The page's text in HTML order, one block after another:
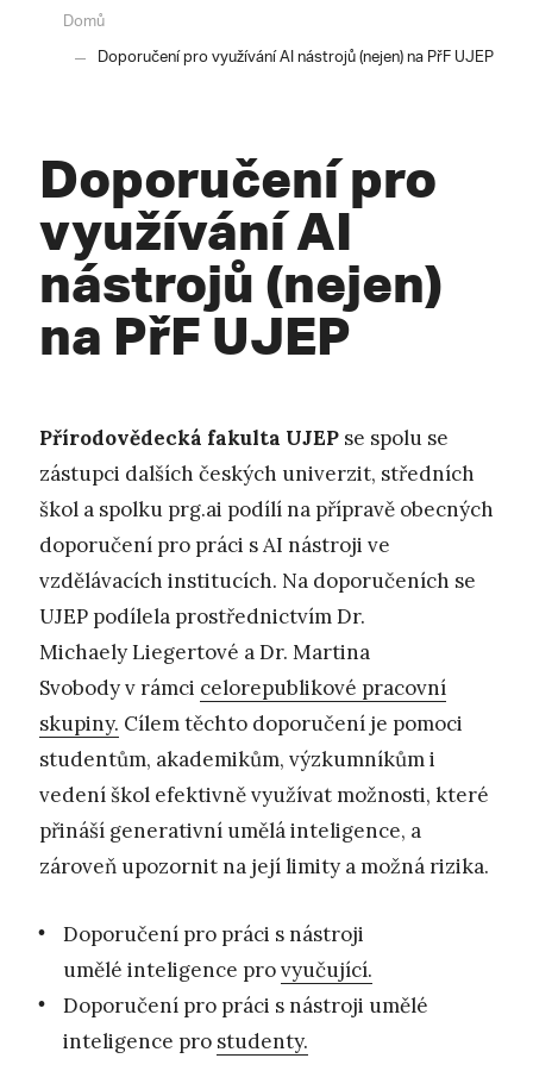
Domů
Doporučení pro využívání AI nástrojů (nejen) na PřF UJEP
Doporučení pro
využívání AI
nástrojů (nejen)
na PřF UJEP
Přírodovědecká fakulta UJEP se spolu se
zástupci dalších českých univerzit, středních
škol a spolku prg.ai podílí na přípravě obecných
doporučení pro práci s AI nástroji ve
vzdělávacích institucích. Na doporučeních se
UJEP podílela prostřednictvím Dr.
Michaely Liegertové a Dr. Martina
Svobody v rámci celorepublikové pracovní
skupiny. Cílem těchto doporučení je pomoci
studentům, akademikům, výzkumníkům i
vedení škol efektivně využívat možnosti, které
přináší generativní umělá inteligence, a
zároveň upozornit na její limity a možná rizika.
Doporučení pro práci s nástroji
umělé inteligence provyučující.
Doporučení pro práci s nástroji umělé
inteligence pro studenty.